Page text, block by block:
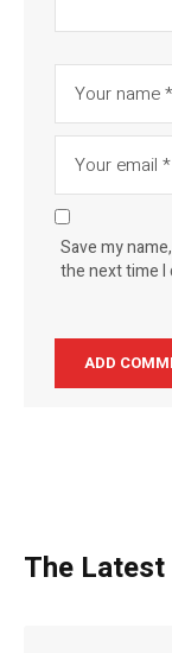
Save my
the next time I
The